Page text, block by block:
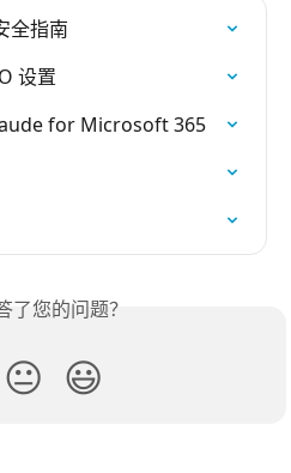
全指南
设置
for Microsoft 365
了您的问题？
😐 😃